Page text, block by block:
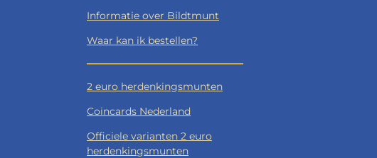
Informatie over Bildtmunt
Waar kan ik bestellen?
2 euro herdenkingsmunten
Coincards Nederland
Officiele varianten 2 euro
herdenkingsmunten